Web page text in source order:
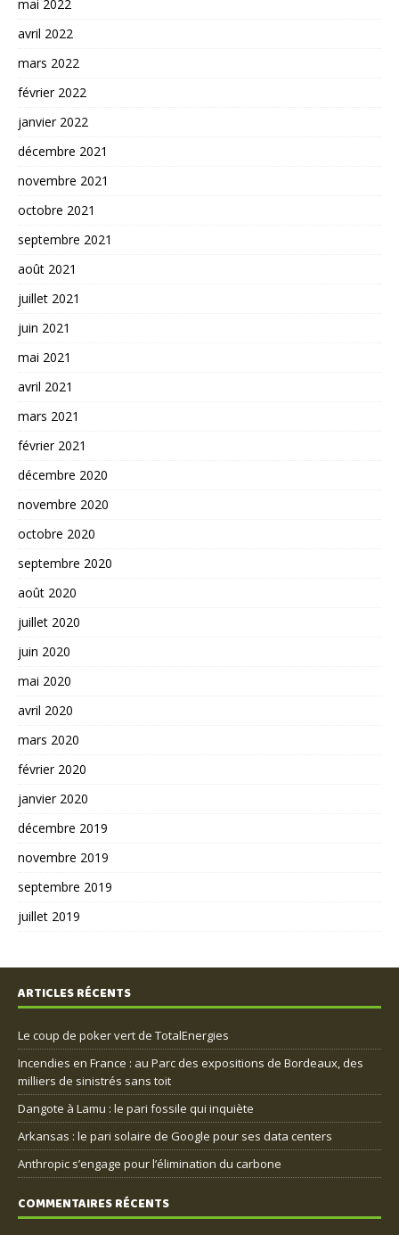
mai 2022
avril 2022
mars 2022
février 2022
janvier 2022
décembre 2021
novembre 2021
octobre 2021
septembre 2021
août 2021
juillet 2021
juin 2021
mai 2021
avril 2021
mars 2021
février 2021
décembre 2020
novembre 2020
octobre 2020
septembre 2020
août 2020
juillet 2020
juin 2020
mai 2020
avril 2020
mars 2020
février 2020
janvier 2020
décembre 2019
novembre 2019
septembre 2019
juillet 2019
ARTICLES RÉCENTS
Le coup de poker vert de TotalEnergies
Incendies en France : au Parc des expositions de Bordeaux, des
milliers de sinistrés sans toit
Dangote à Lamu : le pari fossile qui inquiète
Arkansas : le pari solaire de Google pour ses data centers
Anthropic s’engage pour l’élimination du carbone
COMMENTAIRES RÉCENTS